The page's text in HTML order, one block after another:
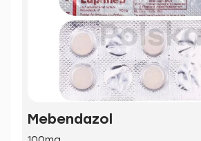
Mebendazol